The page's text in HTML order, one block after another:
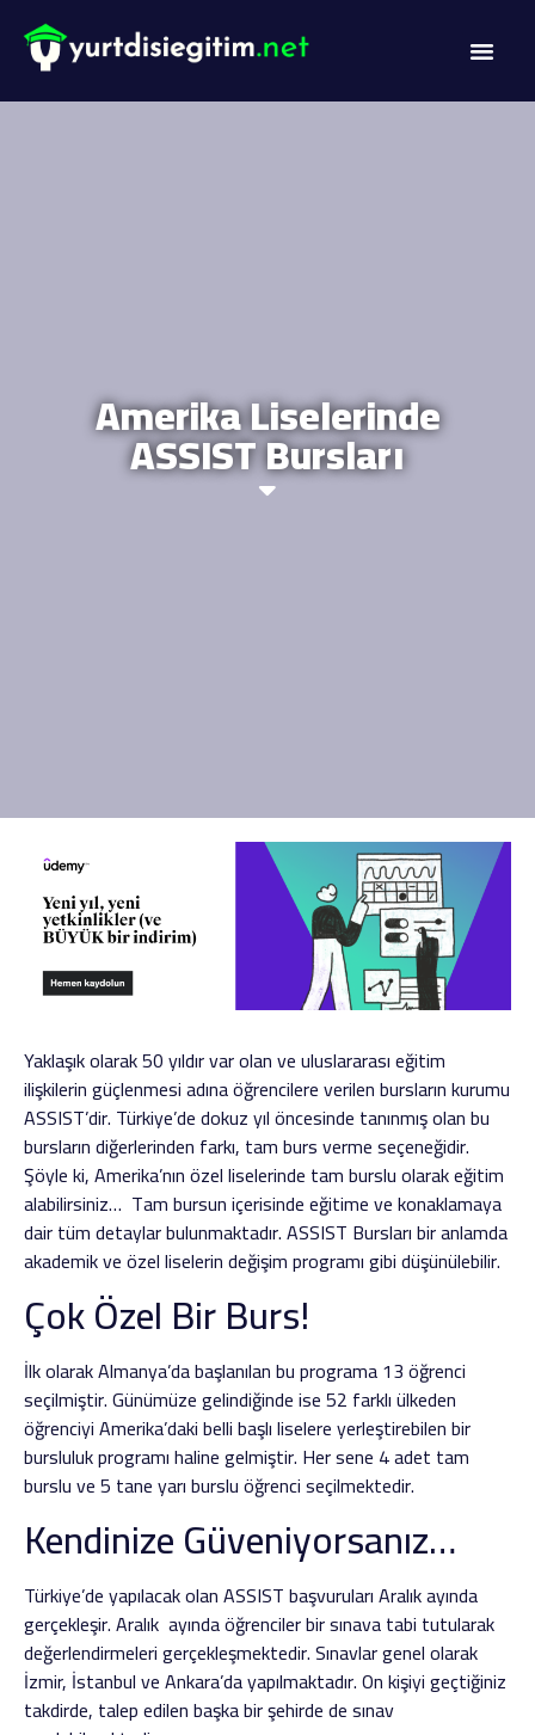
Amerika Liselerinde
ASSIST Bursları
Yaklaşık olarak 50 yıldır var olan ve uluslararası eğitim
ilişkilerin güçlenmesi adına öğrencilere verilen bursların kurumu
ASSIST’dir. Türkiye’de dokuz yıl öncesinde tanınmış olan bu
bursların diğerlerinden farkı, tam burs verme seçeneğidir.
Şöyle ki, Amerika’nın özel liselerinde tam burslu olarak eğitim
alabilirsiniz… Tam bursun içerisinde eğitime ve konaklamaya
dair tüm detaylar bulunmaktadır. ASSIST Bursları bir anlamda
akademik ve özel liselerin değişim programı gibi düşünülebilir.
Çok Özel Bir Burs!
İlk olarak Almanya’da başlanılan bu programa 13 öğrenci
seçilmiştir. Günümüze gelindiğinde ise 52 farklı ülkeden
öğrenciyi Amerika’daki belli başlı liselere yerleştirebilen bir
bursluluk programı haline gelmiştir. Her sene 4 adet tam
burslu ve 5 tane yarı burslu öğrenci seçilmektedir.
Kendinize Güveniyorsanız…
Türkiye’de yapılacak olan ASSIST başvuruları Aralık ayında
gerçekleşir. Aralık ayında öğrenciler bir sınava tabi tutularak
değerlendirmeleri gerçekleşmektedir. Sınavlar genel olarak
İzmir, İstanbul ve Ankara’da yapılmaktadır. On kişiyi geçtiğiniz
takdirde, talep edilen başka bir şehirde de sınav